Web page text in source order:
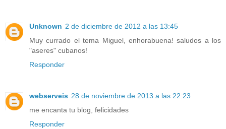
Unknown 2 de diciembre de 2012 a las 13:45
Muy currado el tema Miguel, enhorabuena! saludos a los
"aseres" cubanos!
Responder
webserveis 28 de noviembre de 2013 a las 22:23
me encanta tu blog, felicidades
Responder